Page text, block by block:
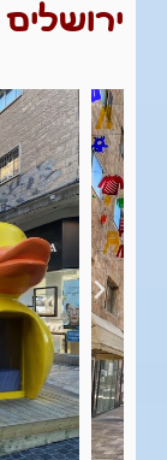
ירושלים